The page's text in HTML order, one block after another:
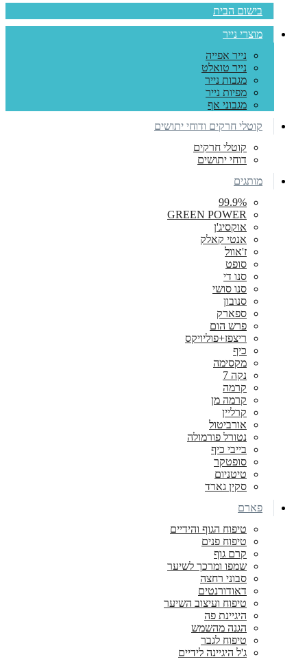
בישום הבית
מוצרי נייר
נייר אפייה
נייר טואלט
מגבות נייר
מפיות נייר
מגבוני אף
קוטלי חרקים ודוחי יתושים
קוטלי חרקים
דוחי יתושים
מותגים
99.9%
GREEN POWER
אוקסיג'ן
אנטי קאלק
ז'אוול
סופט
סנו די
סנו סושי
סנובון
ספארק
פרש הום
ריצפז+פוליויקס
כיף
מקסימה
נקה 7
קרמה
קרמה מן
קרליין
אורביטול
נטורל פורמולה
בייבי כיף
סופטקר
טיטניום
סקין גארד
פארם
טיפוח הגוף והידיים
טיפוח פנים
קרם גוף
שמפו ומרכך לשיער
סבוני רחצה
דאודורנטים
טיפוח ועיצוב השיער
היגיינת פה
הגנה מהשמש
טיפוח לגבר
ג'ל היגיינה לידיים